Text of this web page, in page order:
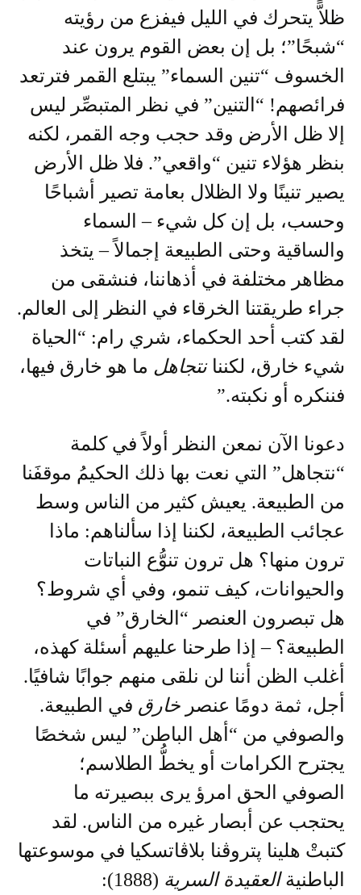
ظلاًّ يتحرك في الليل فيفزع من رؤيته
“شبحًا”؛ بل إن بعض القوم يرون عند
الخسوف “تنين السماء” يبتلع القمر فترتعد
فرائصهم! “التنين” في نظر المتبصِّر ليس
إلا ظل الأرض وقد حجب وجه القمر، لكنه
بنظر هؤلاء تنين “واقعي”. فلا ظل الأرض
يصير تنينًا ولا الظلال بعامة تصير أشباحًا
وحسب، بل إن كل شيء – السماء
والساقية وحتى الطبيعة إجمالاً – يتخذ
مظاهر مختلفة في أذهاننا، فنشقى من
جراء طريقتنا الخرقاء في النظر إلى العالم.
لقد كتب أحد الحكماء، شري رام: “الحياة
شيء خارق، لكننانتجاهل ما هو خارق فيها،
فننكره أو نكبته.”
دعونا الآن نمعن النظر أولاً في كلمة
“نتجاهل” التي نعت بها ذلك الحكيمُ موقفَنا
من الطبيعة. يعيش كثير من الناس وسط
عجائب الطبيعة، لكننا إذا سألناهم: ماذا
ترون منها؟ هل ترون تنوُّع النباتات
والحيوانات، كيف تنمو، وفي أي شروط؟
هل تبصرون العنصر “الخارق” في
الطبيعة؟ – إذا طرحنا عليهم أسئلة كهذه،
أغلب الظن أننا لن نلقى منهم جوابًا شافيًا.
أجل، ثمة دومًا عنصر خارق في الطبيعة.
والصوفي من “أهل الباطن” ليس شخصًا
يجترح الكرامات أو يخطُّ الطلاسم؛
الصوفي الحق امرؤ يرى ببصيرته ما
يحتجب عن أبصار غيره من الناس. لقد
كتبتْ هلينا پتروڤنا بلاڤاتسكيا في موسوعتها
الباطنيةالعقيدة السرية (1888):